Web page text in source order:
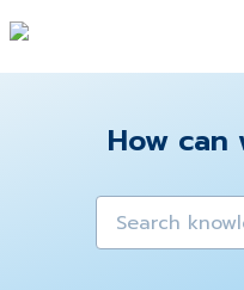
How can